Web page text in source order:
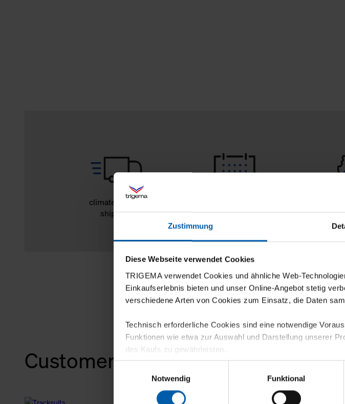
Zustimmung
Diese Webseite verwendet Cookies
TRIGEMA verwendet Cookies und ähnliche Web-
Einkaufserlebnis bieten und unser Online-Angebot stetig
verschiedene Arten von Cookies zum Einsatz, die Daten
Technisch erforderliche Cookies sind eine notwendige
Funktionen wie etwa zur Auswahl und Darstellung unserer
des Kaufs zu gewährleisten.
Für die Darstellung personalisierter Angebote, Anzeigen
sowie für Marketing-, Statistik- und Tracking-Zwecke zur
personenbezogene Informationen. Diese übermitteln wir in
Notwendig
Funktional
climate-neutral
shipping
Customers also bought